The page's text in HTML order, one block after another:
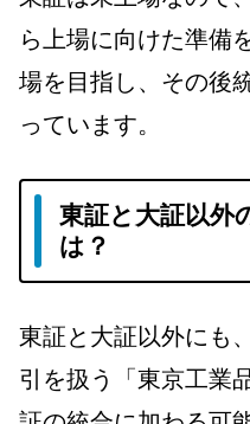
ら上場に向けた準備
場を目指し、その後
っています。
東証と大証以外
は？
東証と大証以外にも
引を扱う「東京工業